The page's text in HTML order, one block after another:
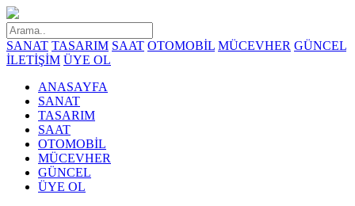
SANAT TASARIM SAAT OTOMOBİL MÜCEVHER GÜNCEL
İLETİŞİM ÜYE OL
ANASAYFA
SANAT
TASARIM
SAAT
OTOMOBİL
MÜCEVHER
GÜNCEL
ÜYE OL